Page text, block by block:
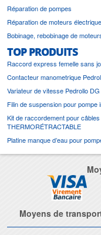
Réparation de pompes
Réparation de moteurs
Bobinage, rebobinage de
TOP PRODUITS
Raccord express femelle sans
Contacteur manometrique
Variateur de vitesse Pedrollo
Filin de suspension pour pompe
Kit de raccordement pour
THERMORÉTRACTABLE
Platine manque d’eau pour
Moyens de